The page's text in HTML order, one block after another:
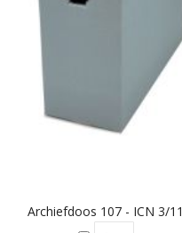
Archiefdoos 107 - ICN 3/11